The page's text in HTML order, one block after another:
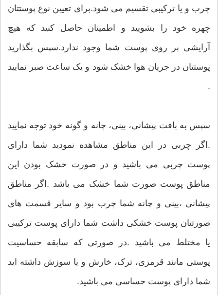
چرب و یا ترکیبی تقسیم می شود.برای تعیین نوع پوستتان
چهره خود را بشویید و اطمینان حاصل کنید که هیچ
آرایشی بر روی پوست شما وجود ندارد.سپس بگذارید
پوستتان در جریان هوا خشک شود و یک ساعت صبر نمایید
.
سپس به بافت پیشانی، بینی، چانه و گونه خود توجه نمایید
.اگر چربی در این مناطق مشاهده نمودید شما دارای
پوست چربی می باشید و در صورت خشک بودن این
مناطق پوست صورت شما خشک می باشد .اگر مناطق
پیشانی ،بینی و چانه شما چرب بود و سایر قسمت های
صورتتان پوست خشکی داشت شما دارای پوست ترکیبی
یا مختلط می باشید .در صورتی که سابقه حساسیت
پوستی مانند قرمزی، ترک، خارش و یا سوزش داشته اید
شما دارای پوست حساسی می باشید.